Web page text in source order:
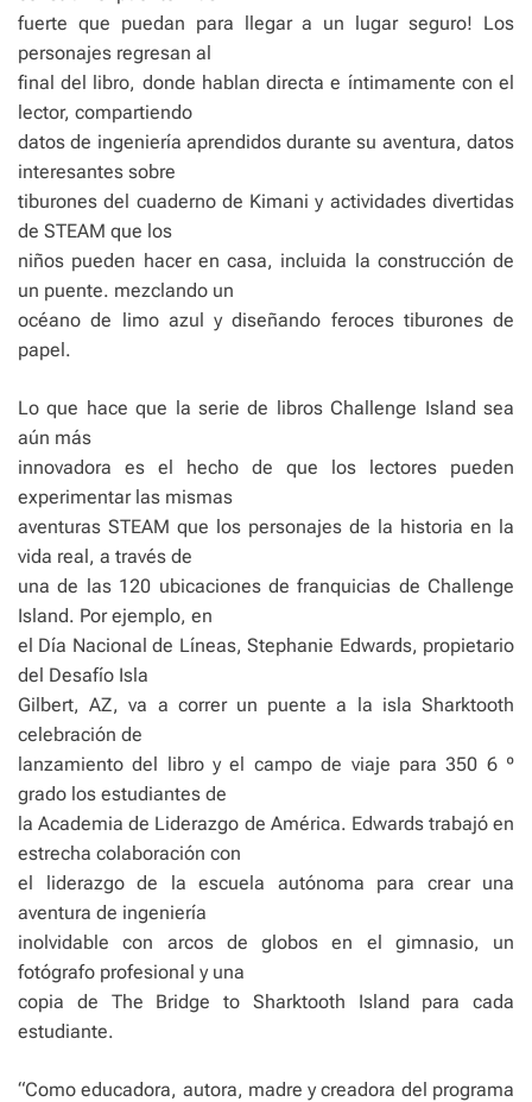
fuerte que puedan para llegar a un lugar seguro! Los
personajes regresan al
final del libro, donde hablan directa e íntimamente con el
lector, compartiendo
datos de ingeniería aprendidos durante su aventura, datos
interesantes sobre
tiburones del cuaderno de Kimani y actividades divertidas
de STEAM que los
niños pueden hacer en casa, incluida la construcción de
un puente. mezclando un
océano de limo azul y diseñando feroces tiburones de
papel.
Lo que hace que la serie de libros Challenge Island sea
aún más
innovadora es el hecho de que los lectores pueden
experimentar las mismas
aventuras STEAM que los personajes de la historia en la
vida real, a través de
una de las 120 ubicaciones de franquicias de Challenge
Island. Por ejemplo, en
el Día Nacional de Líneas, Stephanie Edwards, propietario
del Desafío Isla
Gilbert, AZ, va a correr un puente a la isla Sharktooth
celebración de
lanzamiento del libro y el campo de viaje para 350 6 º
grado los estudiantes de
la Academia de Liderazgo de América. Edwards trabajó en
estrecha colaboración con
el liderazgo de la escuela autónoma para crear una
aventura de ingeniería
inolvidable con arcos de globos en el gimnasio, un
fotógrafo profesional y una
copia de The Bridge to Sharktooth Island para cada
estudiante.
“Como educadora, autora, madre y creadora del programa